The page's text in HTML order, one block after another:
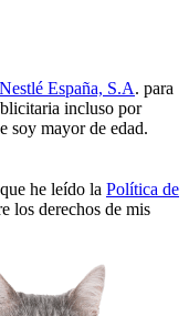
Nestlé España, S.A. para
incluso por
soy mayor de edad.
he leído la Política de
los derechos de mis